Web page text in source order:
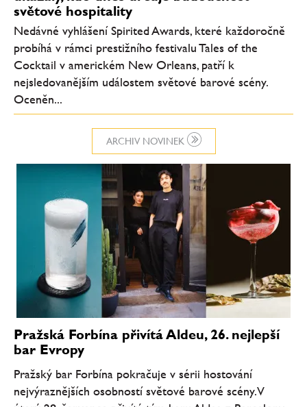
ARCHIV NOVINEK
světové hospitality
Nedávné vyhlášení Spirited Awards, které každoročně
probíhá v rámci prestižního festivalu Tales of the
Cocktail v americkém New Orleans, patří k
nejsledovanějším událostem světové barové scény.
Oceněn...
Pražská Forbína přivítá Aldeu, 26. nejlepší
bar Evropy
Pražský bar Forbína pokračuje v sérii hostování
nejvýraznějších osobností světové barové scény. V